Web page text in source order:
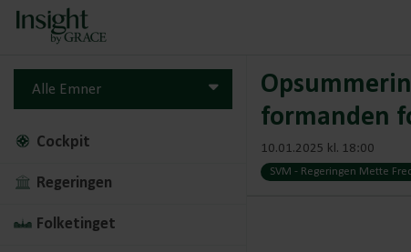
Alle Emner
Cockpit
Regeringen
Folketinget
formanden
10.01.2025 kl. 18:00
SVM - Regeringen Mette